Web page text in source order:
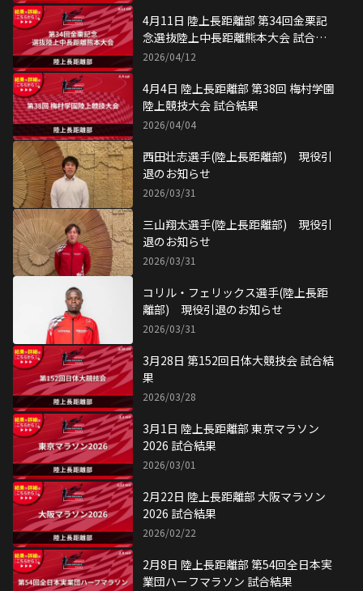
4月11日 陸上長距離部 第34回金栗記
念選抜陸上中長距離熊本大会 試合結
果
2026/04/12
4月4日 陸上長距離部 第38回 梅村学園
陸上競技大会 試合結果
2026/04/04
西田壮志選手(陸上長距離部) 現役引
退のお知らせ
2026/03/31
三山翔太選手(陸上長距離部) 現役引
退のお知らせ
2026/03/31
コリル・フェリックス選手(陸上長距
離部) 現役引退のお知らせ
2026/03/31
3月28日 第152回日体大競技会 試合結
果
2026/03/28
3月1日 陸上長距離部 東京マラソン
2026 試合結果
2026/03/01
2月22日 陸上長距離部 大阪マラソン
2026 試合結果
2026/02/22
2月8日 陸上長距離部 第54回全日本実
業団ハーフマラソン 試合結果